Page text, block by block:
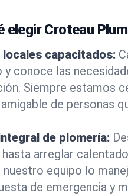
elegir Croteau
locales capacitados:
y conoce las
Siempre estamos
de personas
de plomería:
arreglar
nuestro equipo lo
de emergencia y